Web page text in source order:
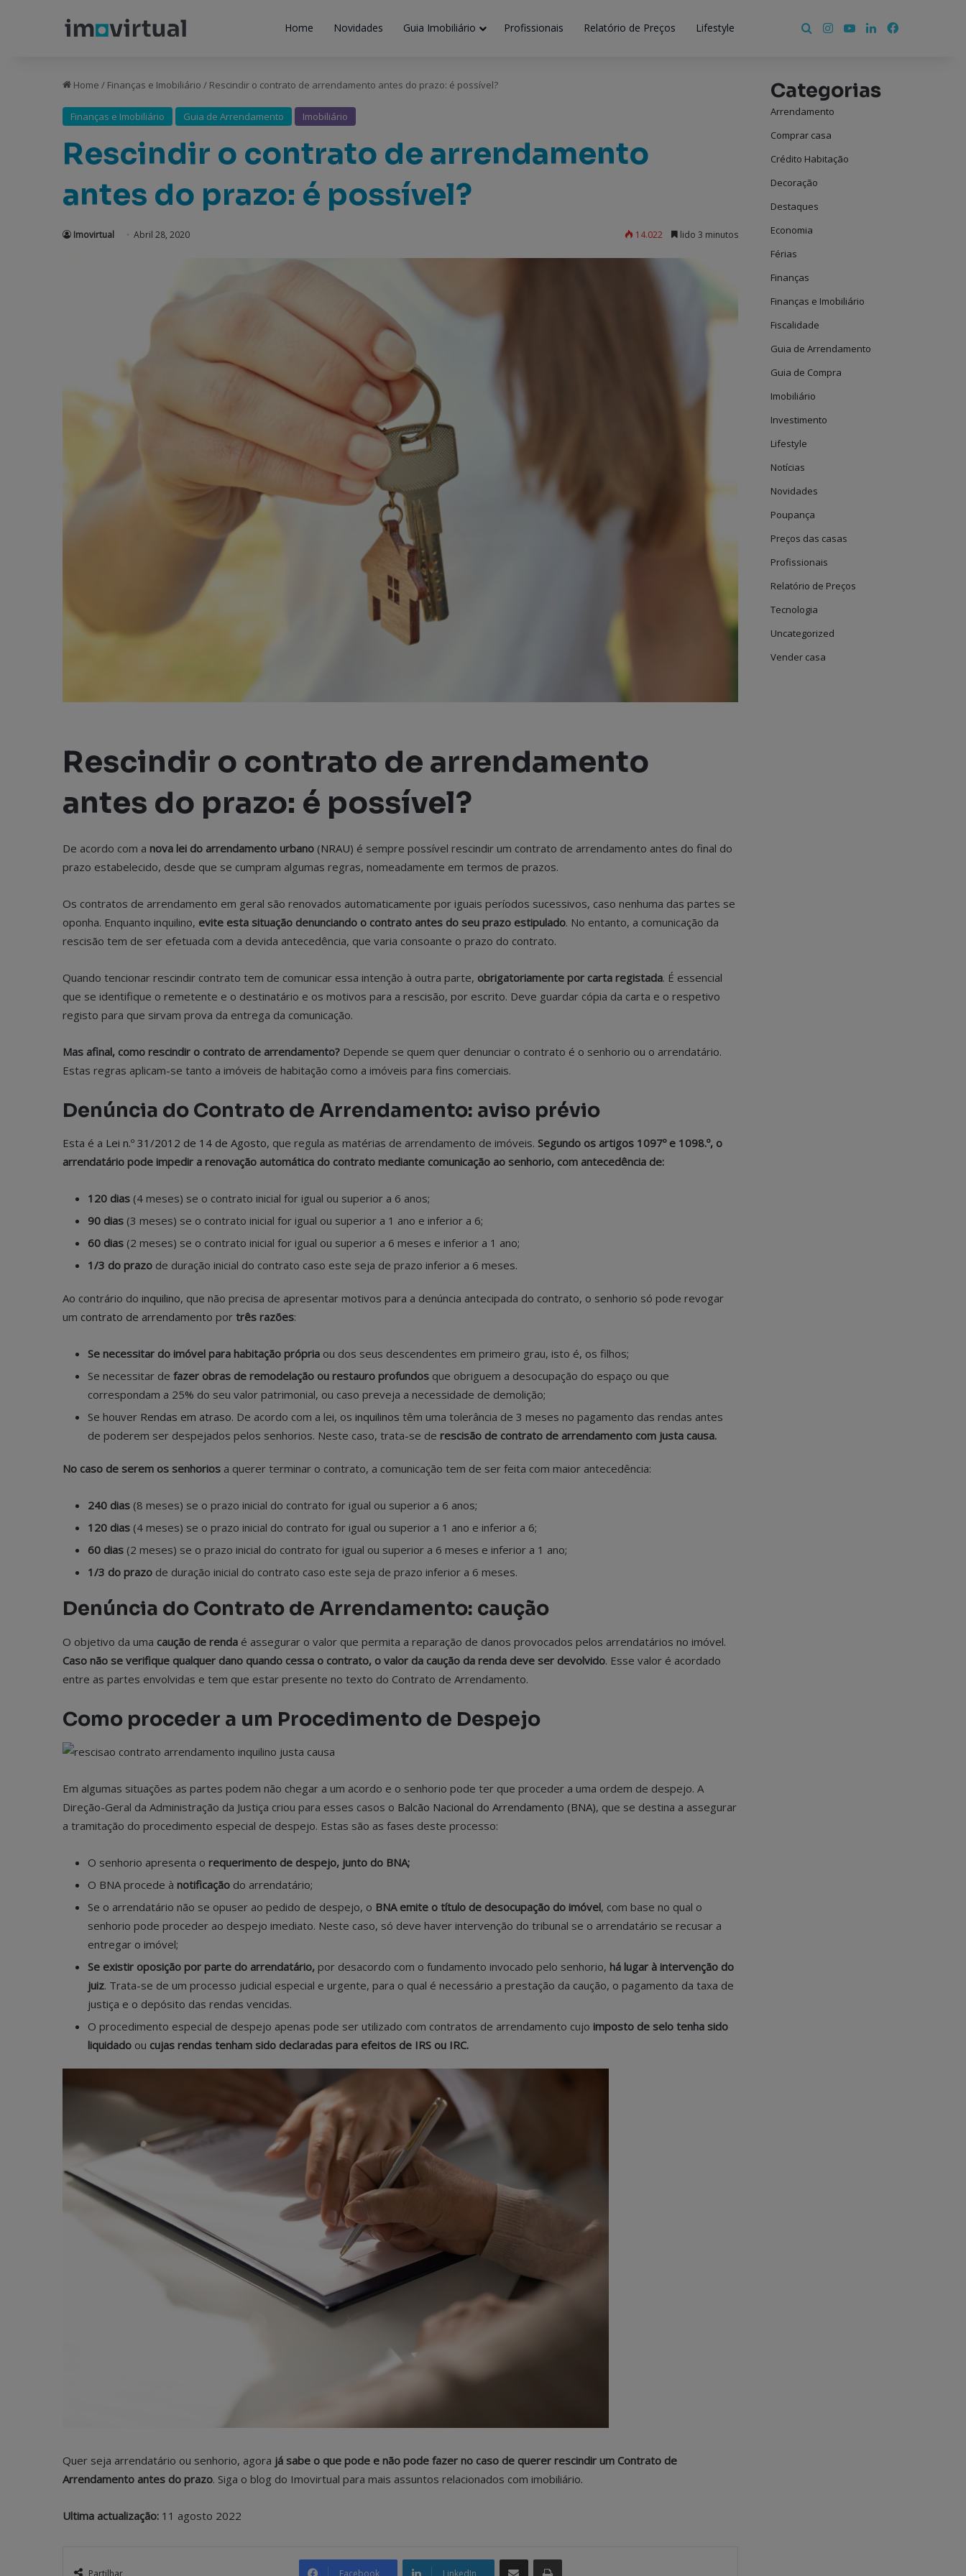
Home Novidades Guia Imobiliário Profissionais Relatório de Preços Lifestyle Pesquisar por
Instagram
YouTubeLinkedIn
Home / Finanças e Imobiliário / Rescindir o contrato de arrendamento antes do prazo: é possível?
Finanças e Imobiliário Guia de Arrendamento Imobiliário
Rescindir o contrato de arrendamento
antes do prazo: é possível?
Imovirtual Abril 28, 2020 14.022 lido 3 minutos
Rescindir o contrato de arrendamento
antes do prazo: é possível?
De acordo com a nova lei do arrendamento urbano (NRAU) é sempre possível rescindir um contrato de arrendamento antes do final do
prazo estabelecido, desde que se cumpram algumas regras, nomeadamente em termos de prazos.
Os contratos de arrendamento em geral são renovados automaticamente por iguais períodos sucessivos, caso nenhuma das partes se
oponha. Enquanto inquilino, evite esta situação denunciando o contrato antes do seu prazo estipulado. No entanto, a comunicação da
rescisão tem de ser efetuada com a devida antecedência, que varia consoante o prazo do contrato.
Quando tencionar rescindir contrato tem de comunicar essa intenção à outra parte, obrigatoriamente por carta registada. É essencial
que se identifique o remetente e o destinatário e os motivos para a rescisão, por escrito. Deve guardar cópia da carta e o respetivo
registo para que sirvam prova da entrega da comunicação.
Mas afinal, como rescindir o contrato de arrendamento? Depende se quem quer denunciar o contrato é o senhorio ou o arrendatário.
Estas regras aplicam-se tanto a imóveis de habitação como a imóveis para fins comerciais.
Denúncia do Contrato de Arrendamento: aviso prévio
Esta é a Lei n.º 31/2012 de 14 de Agosto, que regula as matérias de arrendamento de imóveis. Segundo os artigos 1097º e 1098.º, o
arrendatário pode impedir a renovação automática do contrato mediante comunicação ao senhorio, com antecedência de:
120 dias (4 meses) se o contrato inicial for igual ou superior a 6 anos;
90 dias (3 meses) se o contrato inicial for igual ou superior a 1 ano e inferior a 6;
60 dias (2 meses) se o contrato inicial for igual ou superior a 6 meses e inferior a 1 ano;
1/3 do prazo de duração inicial do contrato caso este seja de prazo inferior a 6 meses.
Ao contrário do inquilino, que não precisa de apresentar motivos para a denúncia antecipada do contrato, o senhorio só pode revogar
um contrato de arrendamento por três razões:
Se necessitar do imóvel para habitação própria ou dos seus descendentes em primeiro grau, isto é, os filhos;
Se necessitar de fazer obras de remodelação ou restauro profundos que obriguem a desocupação do espaço ou que
correspondam a 25% do seu valor patrimonial, ou caso preveja a necessidade de demolição;
Se houver Rendas em atraso. De acordo com a lei, os inquilinos têm uma tolerância de 3 meses no pagamento das rendas antes
de poderem ser despejados pelos senhorios. Neste caso, trata-se de rescisão de contrato de arrendamento com justa causa.
No caso de serem os senhorios a querer terminar o contrato, a comunicação tem de ser feita com maior antecedência:
240 dias (8 meses) se o prazo inicial do contrato for igual ou superior a 6 anos;
120 dias (4 meses) se o prazo inicial do contrato for igual ou superior a 1 ano e inferior a 6;
60 dias (2 meses) se o prazo inicial do contrato for igual ou superior a 6 meses e inferior a 1 ano;
1/3 do prazo de duração inicial do contrato caso este seja de prazo inferior a 6 meses.
Denúncia do Contrato de Arrendamento: caução
O objetivo da uma caução de renda é assegurar o valor que permita a reparação de danos provocados pelos arrendatários no imóvel.
Caso não se verifique qualquer dano quando cessa o contrato, o valor da caução da renda deve ser devolvido. Esse valor é acordado
entre as partes envolvidas e tem que estar presente no texto do Contrato de Arrendamento.
Como proceder a um Procedimento de Despejo
Em algumas situações as partes podem não chegar a um acordo e o senhorio pode ter que proceder a uma ordem de despejo. A
Direção-Geral da Administração da Justiça criou para esses casos o Balcão Nacional do Arrendamento (BNA), que se destina a assegurar
a tramitação do procedimento especial de despejo. Estas são as fases deste processo:
O senhorio apresenta o requerimento de despejo, junto do BNA;
O BNA procede à notificação do arrendatário;
Se o arrendatário não se opuser ao pedido de despejo, o BNA emite o título de desocupação do imóvel, com base no qual o
senhorio pode proceder ao despejo imediato. Neste caso, só deve haver intervenção do tribunal se o arrendatário se recusar a
entregar o imóvel;
Se existir oposição por parte do arrendatário, por desacordo com o fundamento invocado pelo senhorio, há lugar à intervenção do
juiz. Trata-se de um processo judicial especial e urgente, para o qual é necessário a prestação da caução, o pagamento da taxa de
justiça e o depósito das rendas vencidas.
O procedimento especial de despejo apenas pode ser utilizado com contratos de arrendamento cujo imposto de selo tenha sido
liquidado ou cujas rendas tenham sido declaradas para efeitos de IRS ou IRC.
Quer seja arrendatário ou senhorio, agora já sabe o que pode e não pode fazer no caso de querer rescindir um Contrato de
Arrendamento antes do prazo. Siga o blog do Imovirtual para mais assuntos relacionados com imobiliário.
Ultima actualização: 11 agosto 2022
Partilhar Via Email Imprimir
Categorias
Arrendamento
Comprar casa
Crédito Habitação
Decoração
Destaques
Economia
Férias
Finanças
Finanças e Imobiliário
Fiscalidade
Guia de Arrendamento
Guia de Compra
Imobiliário
Investimento
Lifestyle
Notícias
Novidades
Poupança
Preços das casas
Profissionais
Relatório de Preços
Tecnologia
Uncategorized
Vender casa